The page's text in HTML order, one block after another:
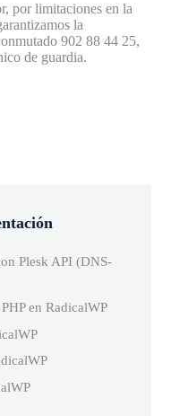
por limitaciones en la
la
902 88 44 25,
de guardia.
Plesk API (DNS-
en RadicalWP